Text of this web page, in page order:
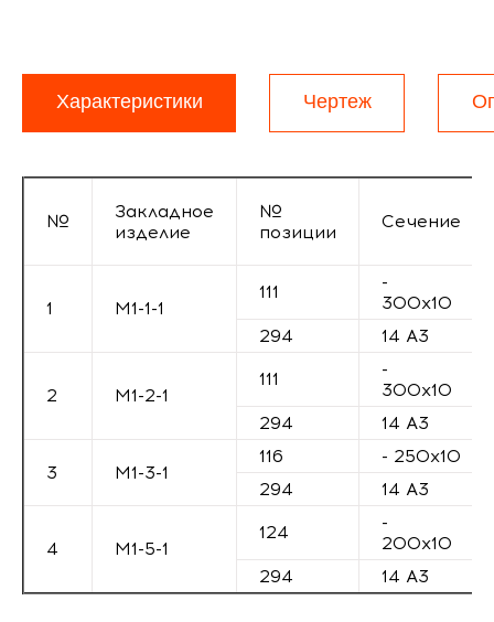
Характеристики Чертеж
№
Закладное
изделие
№
позиции
Сечение
1 М1-1-1
111
-
300х10
294
14 А3
2 М1-2-1
111
-
300х10
294
14 А3
3 М1-3-1
116
- 250х10
294
14 А3
4 М1-5-1
124
-
200х10
294
14 А3